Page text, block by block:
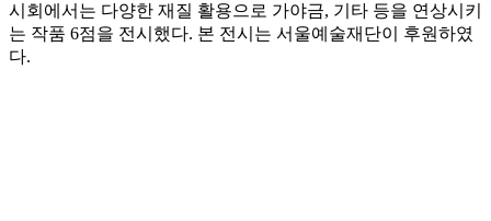
시회에서는 다양한 재질 활용으로 가야금, 기타 등을 연상시키
는 작품 6점을 전시했다. 본 전시는 서울예술재단이 후원하였
다.